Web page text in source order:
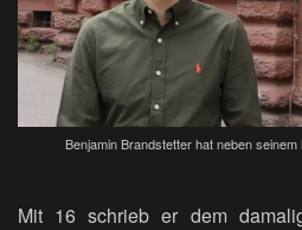
Benjamin Brandstetter hat neben
Mit 16 schrieb er dem